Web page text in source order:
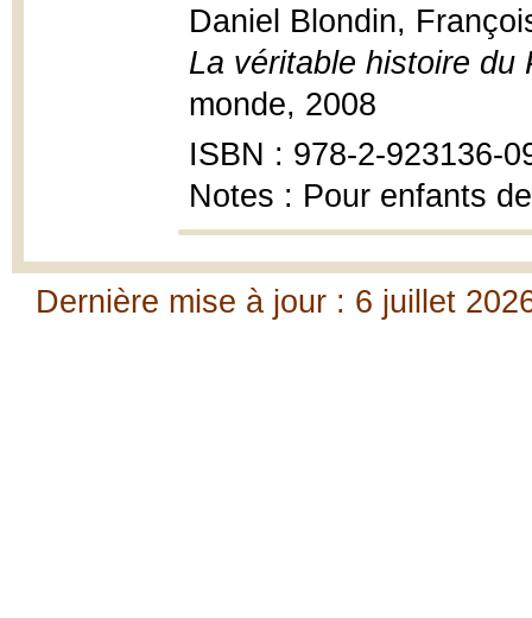
Daniel Blondin,
La véritable histoire du
monde, 2008
ISBN : 978-2-923136-
Notes : Pour enfants
Dernière mise à jour : 6 juillet